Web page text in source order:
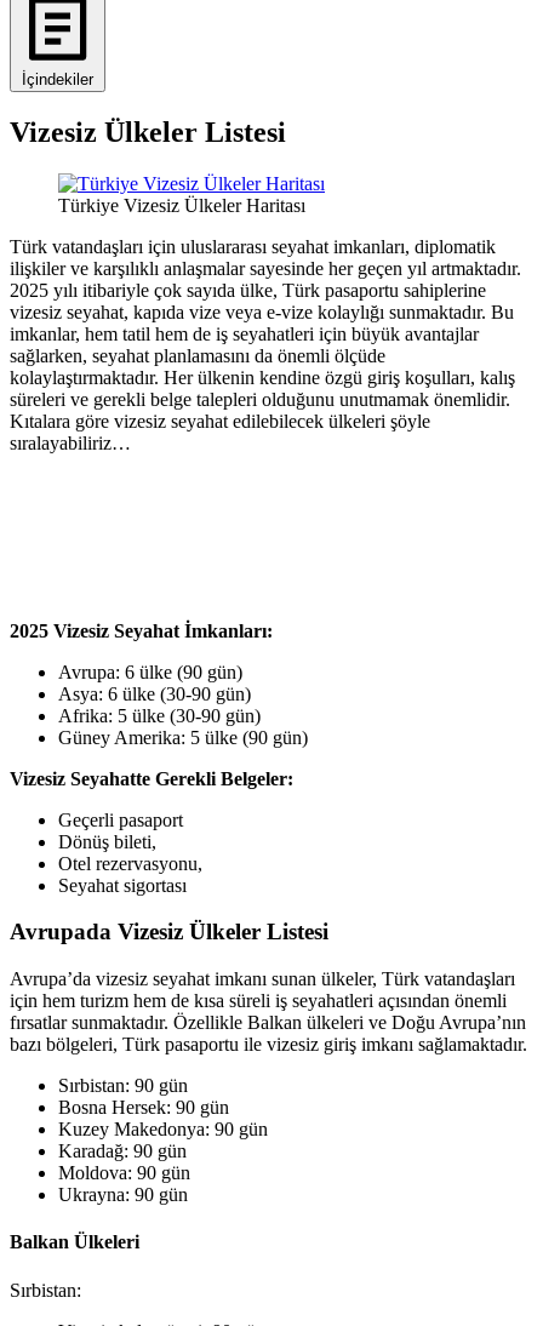
İçindekiler
Vizesiz Ülkeler Listesi
Türkiye Vizesiz Ülkeler Haritası
Türk vatandaşları için uluslararası seyahat imkanları, diplomatik
ilişkiler ve karşılıklı anlaşmalar sayesinde her geçen yıl artmaktadır.
2025 yılı itibariyle çok sayıda ülke, Türk pasaportu sahiplerine
vizesiz seyahat, kapıda vize veya e-vize kolaylığı sunmaktadır. Bu
imkanlar, hem tatil hem de iş seyahatleri için büyük avantajlar
sağlarken, seyahat planlamasını da önemli ölçüde
kolaylaştırmaktadır. Her ülkenin kendine özgü giriş koşulları, kalış
süreleri ve gerekli belge talepleri olduğunu unutmamak önemlidir.
Kıtalara göre vizesiz seyahat edilebilecek ülkeleri şöyle
sıralayabiliriz…
2025 Vizesiz Seyahat İmkanları:
Avrupa: 6 ülke (90 gün)
Asya: 6 ülke (30-90 gün)
Afrika: 5 ülke (30-90 gün)
Güney Amerika: 5 ülke (90 gün)
Vizesiz Seyahatte Gerekli Belgeler:
Geçerli pasaport
Dönüş bileti,
Otel rezervasyonu,
Seyahat sigortası
Avrupada Vizesiz Ülkeler Listesi
Avrupa’da vizesiz seyahat imkanı sunan ülkeler, Türk vatandaşları
için hem turizm hem de kısa süreli iş seyahatleri açısından önemli
fırsatlar sunmaktadır. Özellikle Balkan ülkeleri ve Doğu Avrupa’nın
bazı bölgeleri, Türk pasaportu ile vizesiz giriş imkanı sağlamaktadır.
Sırbistan: 90 gün
Bosna Hersek: 90 gün
Kuzey Makedonya: 90 gün
Karadağ: 90 gün
Moldova: 90 gün
Ukrayna: 90 gün
Balkan Ülkeleri
Sırbistan: